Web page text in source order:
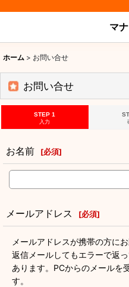
マ
ホーム > お問い合せ
お問い合せ
STEP 1
入力
お名前 [必須]
メールアドレス [必須]
メールアドレスが携帯の方にお
返信メールしてもエラーで返
あります。PCからのメールを
す。